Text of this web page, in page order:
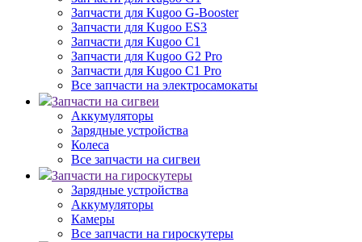
Запчасти для Kugoo G-Booster
Запчасти для Kugoo ES3
Запчасти для Kugoo C1
Запчасти для Kugoo G2 Pro
Запчасти для Kugoo C1 Pro
Все запчасти на электросамокаты
Запчасти на сигвеи
Аккумуляторы
Зарядные устройства
Колеса
Все запчасти на сигвеи
Запчасти на гироскутеры
Зарядные устройства
Аккумуляторы
Камеры
Все запчасти на гироскутеры